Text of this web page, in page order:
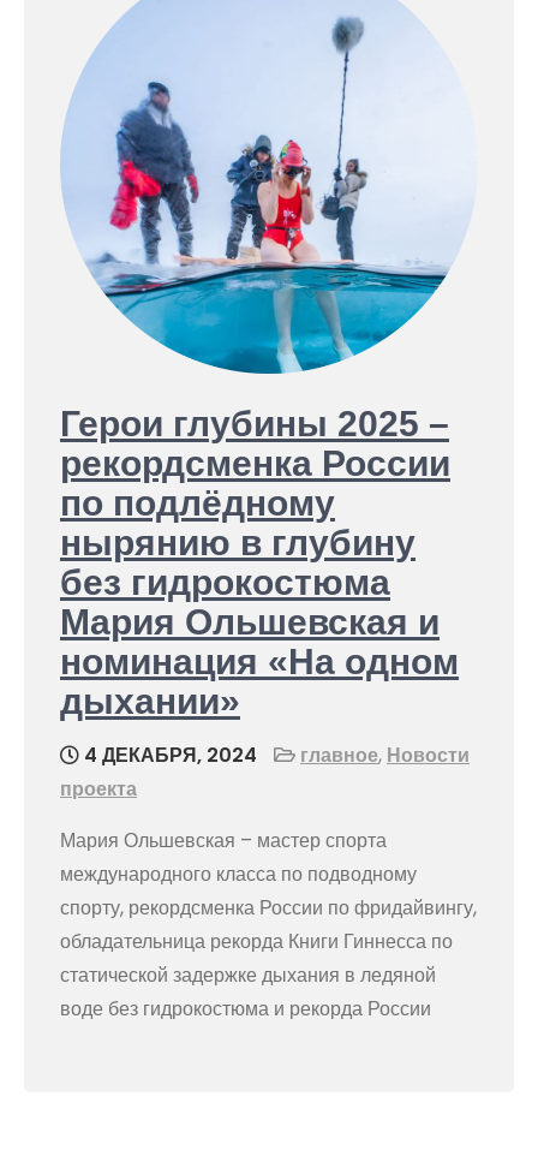
Герои глубины 2025 –
рекордсменка России
по подлёдному
нырянию в глубину
без гидрокостюма
Мария Ольшевская и
номинация «На одном
дыхании»
4 ДЕКАБРЯ, 2024 главное, Новости
проекта
Мария Ольшевская – мастер спорта
международного класса по подводному
спорту, рекордсменка России по фридайвингу,
обладательница рекорда Книги Гиннесса по
статической задержке дыхания в ледяной
воде без гидрокостюма и рекорда России